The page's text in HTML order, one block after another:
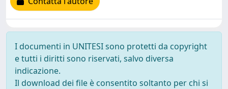
I documenti in UNITESI sono protetti da copyright
e tutti i diritti sono riservati, salvo diversa
indicazione.
Il download dei file è consentito soltanto per chi si